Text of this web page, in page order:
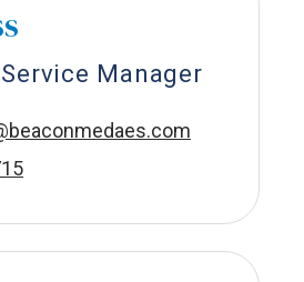
Manager